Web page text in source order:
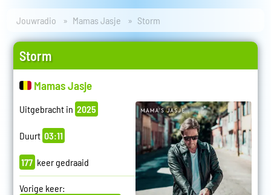
Jouwradio Mamas Jasje Storm
Storm
Mamas Jasje
Uitgebracht in 2025
Duurt 03:11
177 keer gedraaid
Vorige keer: